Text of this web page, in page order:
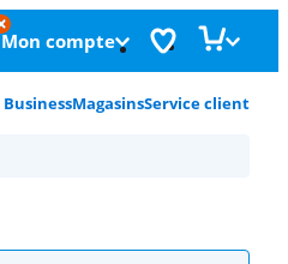
Mon compte
BusinessMagasinsService client